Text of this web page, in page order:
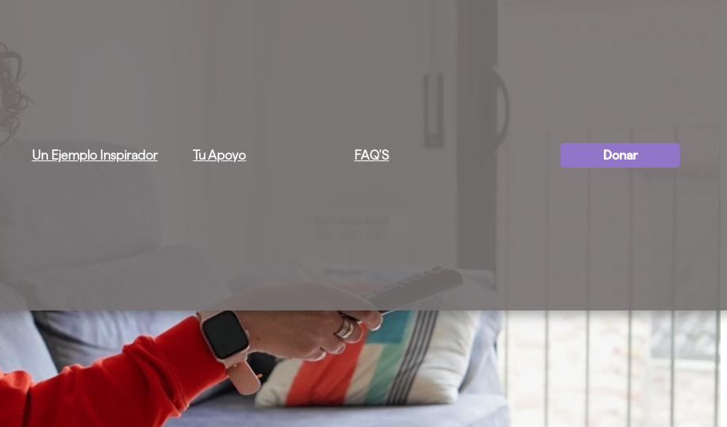
Un Ejemplo Inspirador Tu Apoyo FAQ'S Donar